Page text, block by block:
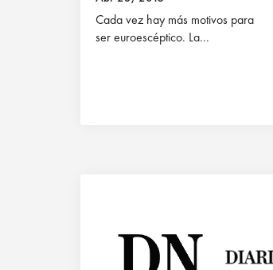
Cada vez hay más motivos para
ser euroescéptico. La...